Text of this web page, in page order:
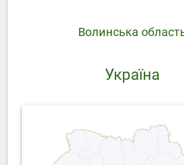
Волинська
Україна